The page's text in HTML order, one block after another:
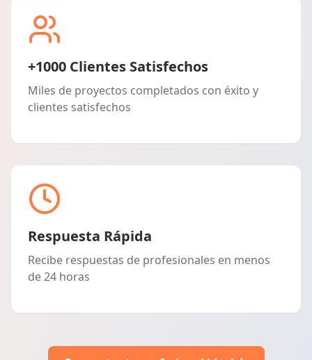
+1000 Clientes Satisfechos
Miles de proyectos completados con éxito y
clientes satisfechos
Respuesta Rápida
Recibe respuestas de profesionales en menos
de 24 horas